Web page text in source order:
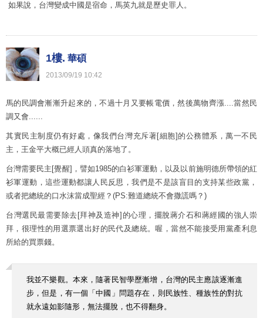
如果說，台灣變成中國是宿命，馬英九就是歷史罪人。
1樓. 華碩
2013/09/19 10:42
馬的民調會漸漸升起來的，不過十月又要帳電價，然後萬物齊漲....當然民
調又會......
其實民主制度仍有好處，像我們台灣充斥著[細胞]的公務體系，萬一不民
主，王金平大概已經人頭真的落地了。
台灣需要民主[覺醒]，譬如1985的白衫軍運動，以及以前施明德所帶領的紅
衫軍運動，這些運動都讓人民反思，我們是不是該盲目的支持某些政黨，
或者把總統的口水沫當成聖經？(PS:難道總統不會撒謊嗎？)
台灣選民最需要除去[拜神及造神]的心理，擺脫蔣介石和蔣經國的強人崇
拜，很理性的用選票選出好的民代及總統。喔，當然不能接受用黨產利息
所給的買票錢。
我並不樂觀。本來，隨著民智學歷漸增，台灣的民主應該逐漸進
步，但是，有一個「中國」問題存在，則民族性、種族性的對抗
就永遠如影隨形，無法擺脫，也不得翻身。